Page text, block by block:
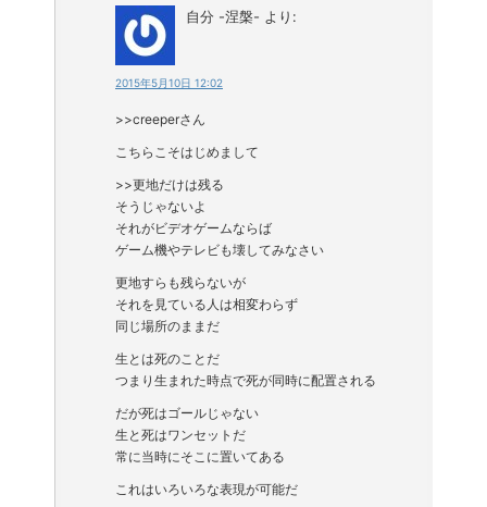
自分 -涅槃- より:
2015年5月10日 12:02
>>creeperさん
こちらこそはじめまして
>>更地だけは残る
そうじゃないよ
それがビデオゲームならば
ゲーム機やテレビも壊してみなさい
更地すらも残らないが
それを見ている人は相変わらず
同じ場所のままだ
生とは死のことだ
つまり生まれた時点で死が同時に配置される
だが死はゴールじゃない
生と死はワンセットだ
常に当時にそこに置いてある
これはいろいろな表現が可能だ